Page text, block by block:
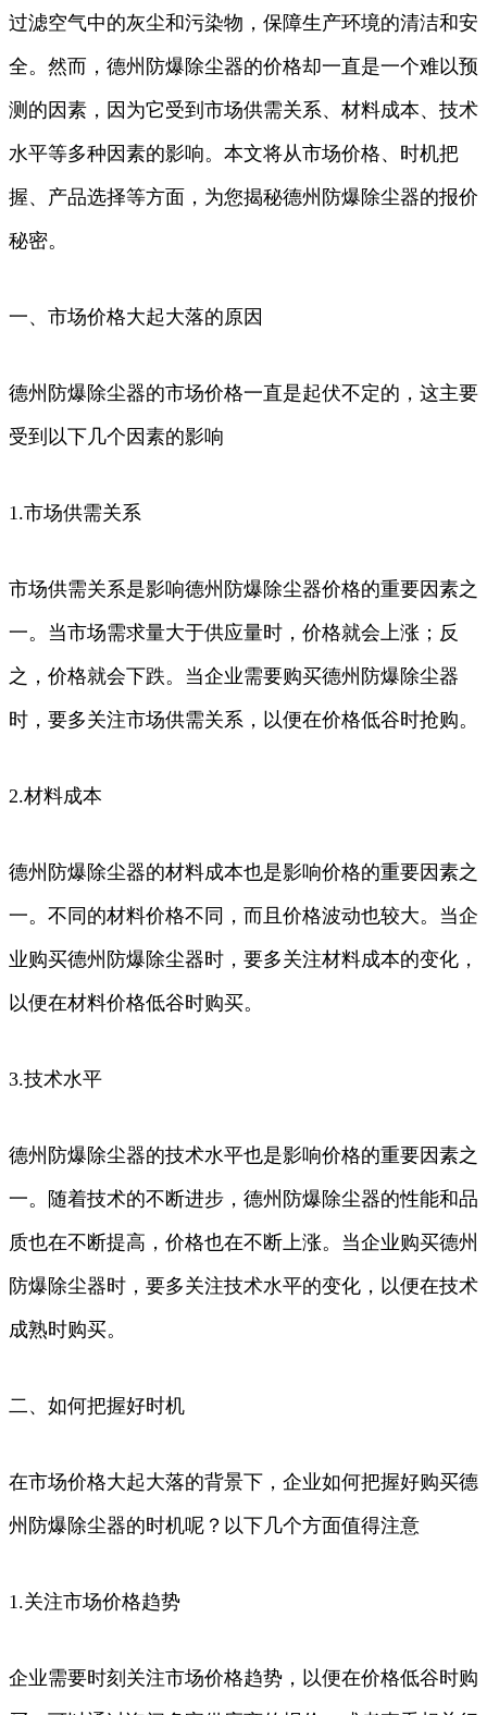
过滤空气中的灰尘和污染物，保障生产环境的清洁和安
全。然而，德州防爆除尘器的价格却一直是一个难以预
测的因素，因为它受到市场供需关系、材料成本、技术
水平等多种因素的影响。本文将从市场价格、时机把
握、产品选择等方面，为您揭秘德州防爆除尘器的报价
秘密。
一、市场价格大起大落的原因
德州防爆除尘器的市场价格一直是起伏不定的，这主要
受到以下几个因素的影响
1.市场供需关系
市场供需关系是影响德州防爆除尘器价格的重要因素之
一。当市场需求量大于供应量时，价格就会上涨；反
之，价格就会下跌。当企业需要购买德州防爆除尘器
时，要多关注市场供需关系，以便在价格低谷时抢购。
2.材料成本
德州防爆除尘器的材料成本也是影响价格的重要因素之
一。不同的材料价格不同，而且价格波动也较大。当企
业购买德州防爆除尘器时，要多关注材料成本的变化，
以便在材料价格低谷时购买。
3.技术水平
德州防爆除尘器的技术水平也是影响价格的重要因素之
一。随着技术的不断进步，德州防爆除尘器的性能和品
质也在不断提高，价格也在不断上涨。当企业购买德州
防爆除尘器时，要多关注技术水平的变化，以便在技术
成熟时购买。
二、如何把握好时机
在市场价格大起大落的背景下，企业如何把握好购买德
州防爆除尘器的时机呢？以下几个方面值得注意
1.关注市场价格趋势
企业需要时刻关注市场价格趋势，以便在价格低谷时购